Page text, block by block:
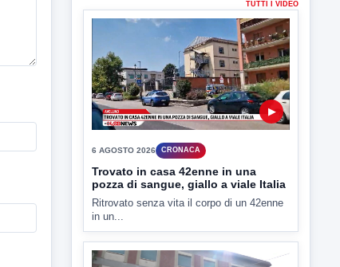
ULTIMI VIDEO
TUTTI I VIDEO
▶